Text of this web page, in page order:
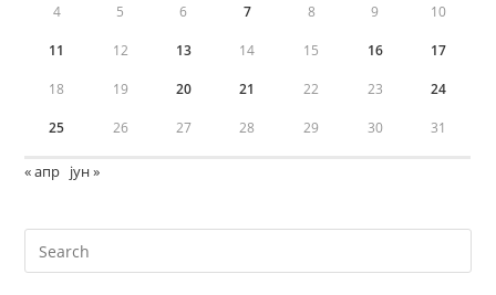
4 5 6 7 8 9 10
11 12 13 14 15 16 17
18 19 20 21 22 23 24
25 26 27 28 29 30 31
« апр јун »